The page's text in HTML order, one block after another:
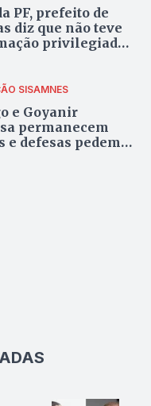
PF, prefeito de
diz que não teve
privilegiada;
SISAMNES
e Goyanir
permanecem
e defesas pedem